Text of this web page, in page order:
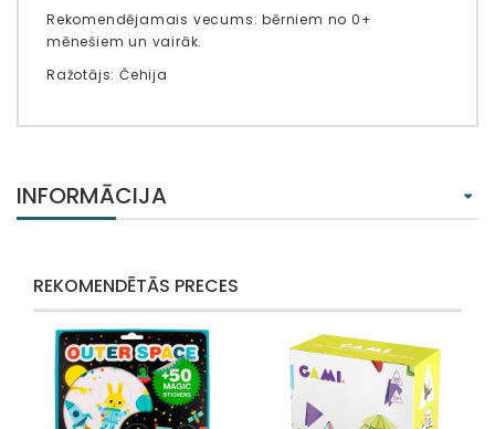
Rekomendējamais vecums: bērniem no 0+
mēnešiem un vairāk.
Ražotājs: Čehija
INFORMĀCIJA
REKOMENDĒTĀS PRECES